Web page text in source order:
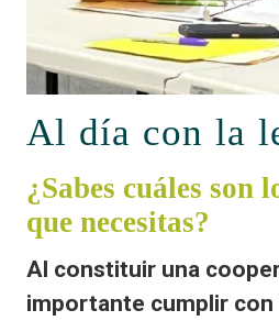
Al día con la
¿Sabes cuáles son
que necesitas?
Al constituir una
importante cumplir con